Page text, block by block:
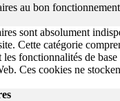
au bon fonctionnement
sont absolument
Cette catégorie
les fonctionnalités de
Ces cookies ne